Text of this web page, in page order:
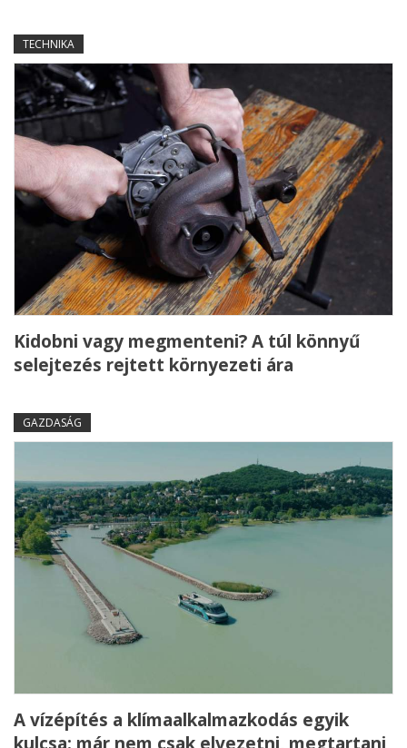
TECHNIKA
Kidobni vagy megmenteni? A túl könnyű
selejtezés rejtett környezeti ára
GAZDASÁG
A vízépítés a klímaalkalmazkodás egyik